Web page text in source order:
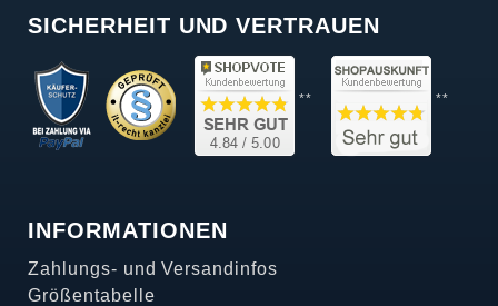
SICHERHEIT UND VERTRAUEN
** **
INFORMATIONEN
Zahlungs- und Versandinfos
Größentabelle